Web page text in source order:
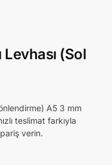
(Sol
A5 3 mm
teslimat farkıyla
verin.